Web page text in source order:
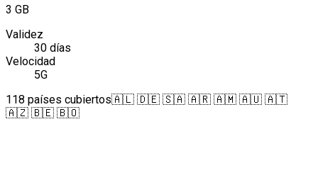
3 GB
Validez
30 días
Velocidad
5G
118 países cubiertos🇦🇱 🇩🇪 🇸🇦 🇦🇷 🇦🇲 🇦🇺 🇦🇹
🇦🇿 🇧🇪 🇧🇴